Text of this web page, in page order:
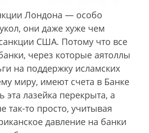
Лондона — особо
они даже хуже чем
США. Потому что все
через которые аятоллы
на поддержку исламских
миру, имеют счета в Банке
эта лазейка перекрыта, а
так-то просто, учитывая
давление на банки